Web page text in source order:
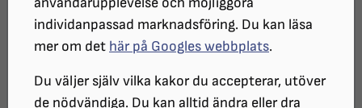
individanpassad marknadsföring. Du kan läsa
mer om det här på Googles webbplats.
Du väljer själv vilka kakor du accepterar, utöver
de nödvändiga. Du kan alltid ändra eller dra
nationella prov. DNR 2023:855.
SRF kan se fördelar med digitala nationella prov för
att öka likvärdigheten vid provsituationen för elever